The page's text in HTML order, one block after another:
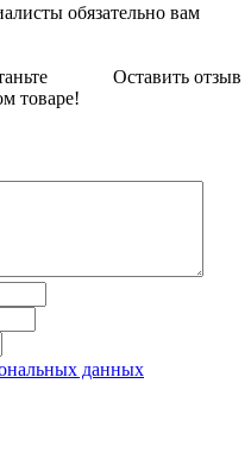
обязательно вам
Оставить отзыв
товаре!
данных